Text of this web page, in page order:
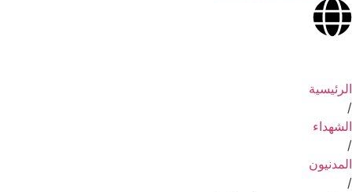
الرئيسية
/
الشهداء
/
المدنيون
/